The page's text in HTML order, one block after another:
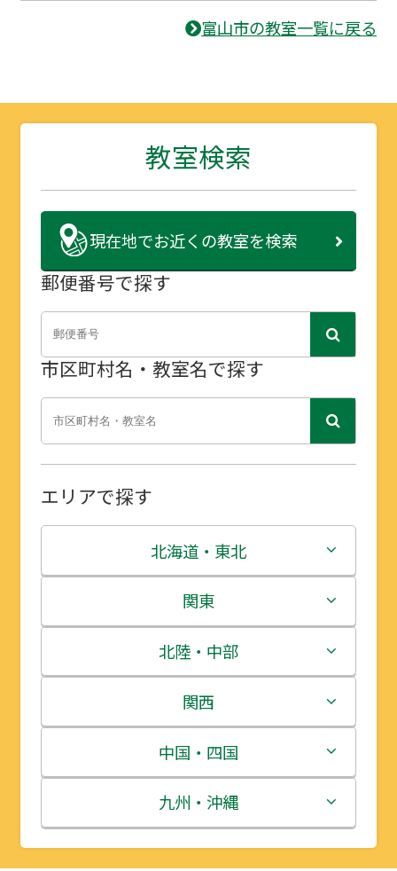
富山市の教室一覧に戻る
教室検索
現在地でお近くの教室を検索
郵便番号で探す
市区町村名・教室名で探す
エリアで探す
北海道・東北
北海道
青森県
岩手県
宮城県
秋田県
山形県
関東
茨城県
栃木県
群馬県
埼玉県
千葉県
北陸・中部
新潟県
富山県
石川県
福井県
関西
三重県
滋賀県
京都府
中国・四国
鳥取県
島根県
九州・沖縄
福岡県